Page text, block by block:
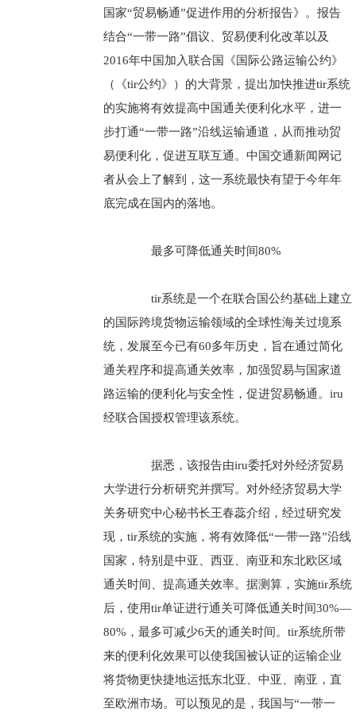
国家“贸易畅通”促进作用的分析报告》。报告
结合“一带一路”倡议、贸易便利化改革以及
2016年中国加入联合国《国际公路运输公约》
（《tir公约》）的大背景，提出加快推进tir系统
的实施将有效提高中国通关便利化水平，进一
步打通“一带一路”沿线运输通道，从而推动贸
易便利化，促进互联互通。中国交通新闻网记
者从会上了解到，这一系统最快有望于今年年
底完成在国内的落地。
最多可降低通关时间80%
tir系统是一个在联合国公约基础上建立
的国际跨境货物运输领域的全球性海关过境系
统，发展至今已有60多年历史，旨在通过简化
通关程序和提高通关效率，加强贸易与国家道
路运输的便利化与安全性，促进贸易畅通。iru
经联合国授权管理该系统。
据悉，该报告由iru委托对外经济贸易
大学进行分析研究并撰写。对外经济贸易大学
关务研究中心秘书长王春蕊介绍，经过研究发
现，tir系统的实施，将有效降低“一带一路”沿线
国家，特别是中亚、西亚、南亚和东北欧区域
通关时间、提高通关效率。据测算，实施tir系统
后，使用tir单证进行通关可降低通关时间30%—
80%，最多可减少6天的通关时间。tir系统所带
来的便利化效果可以使我国被认证的运输企业
将货物更快捷地运抵东北亚、中亚、南亚，直
至欧洲市场。可以预见的是，我国与“一带一